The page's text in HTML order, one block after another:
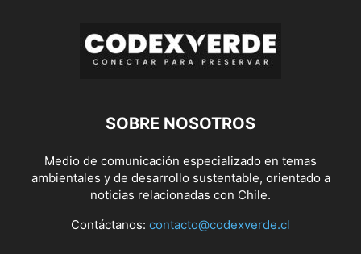
SOBRE NOSOTROS
Medio de comunicación especializado en temas
ambientales y de desarrollo sustentable, orientado a
noticias relacionadas con Chile.
Contáctanos: contacto@codexverde.cl